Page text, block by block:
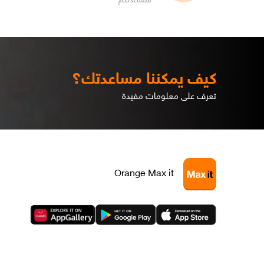
كيف يمكننا مساعدتك؟
تعرف على معلومات مفيدة
Orange Max it